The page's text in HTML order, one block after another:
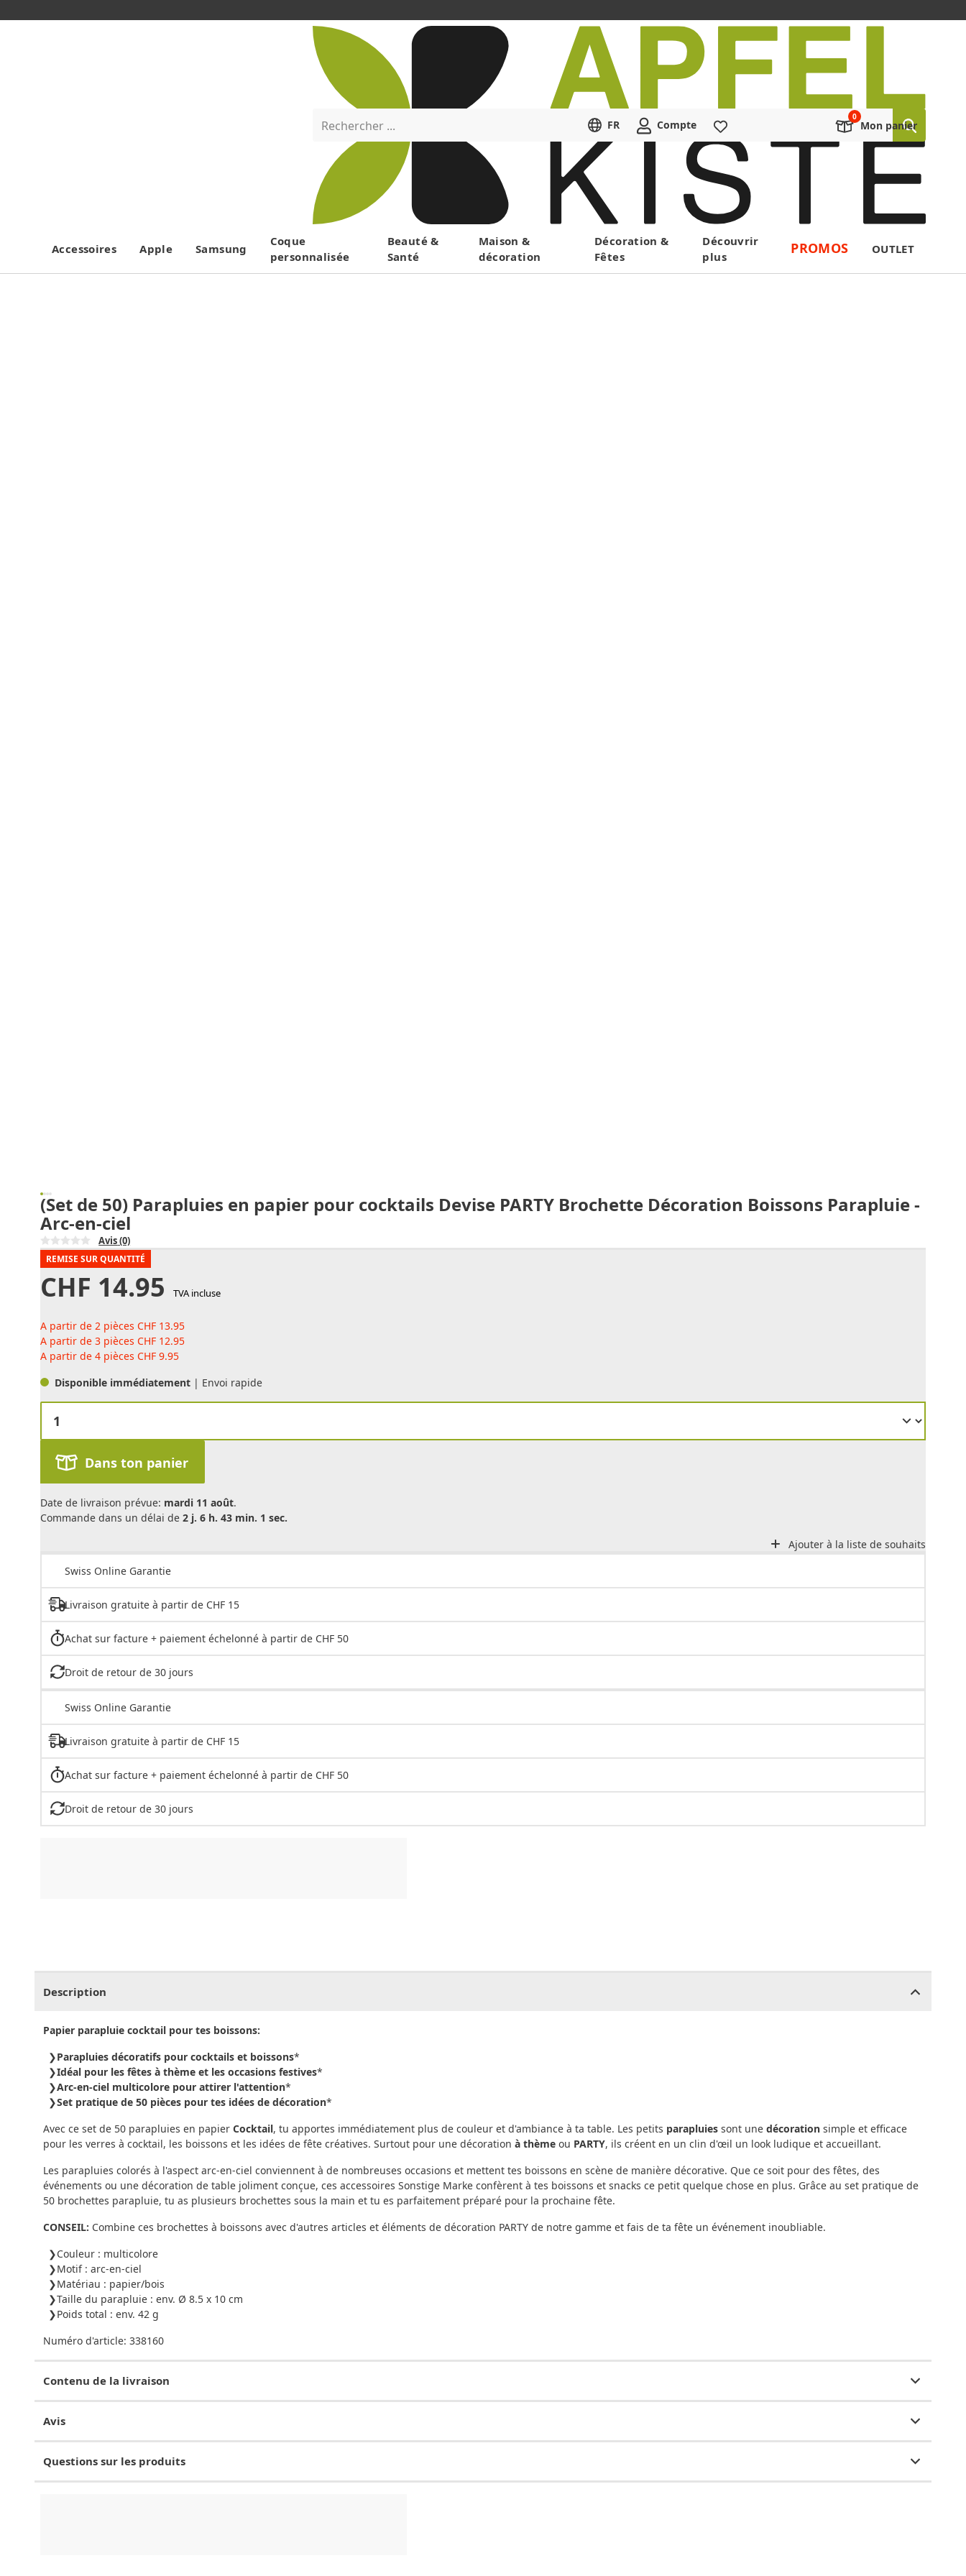
Menu
Rechercher ... FR Compte Mon panier
Accessoires Apple Samsung
Coque
personnalisée
Beauté &
Santé
Maison &
décoration
Décoration &
Fêtes
Découvrir
plus
PROMOS OUTLET
(Set de 50) Parapluies en papier pour cocktails Devise PARTY Brochette Décoration Boissons Parapluie -
Arc-en-ciel
Avis(0)
REMISE SUR QUANTITÉ
CHF 14.95 TVA incluse
A partir de 2 pièces CHF 13.95
A partir de 3 pièces CHF 12.95
A partir de 4 pièces CHF 9.95
Disponible immédiatement | Envoi rapide
Dans ton panier
Date de livraison prévue: mardi 11 août.
Commande dans un délai de 2 j. 6 h. 43 min. 1 sec.
Ajouter à la liste de souhaits
Swiss Online Garantie
Livraison gratuite à partir de CHF 15
Achat sur facture + paiement échelonné à partir de CHF 50
Droit de retour de 30 jours
Swiss Online Garantie
Livraison gratuite à partir de CHF 15
Achat sur facture + paiement échelonné à partir de CHF 50
Droit de retour de 30 jours
Description
Papier parapluie cocktail pour tes boissons:
Parapluies décoratifs pour cocktails et boissons*
Idéal pour les fêtes à thème et les occasions festives*
Arc-en-ciel multicolore pour attirer l'attention*
Set pratique de 50 pièces pour tes idées de décoration*
Avec ce set de 50 parapluies en papier Cocktail, tu apportes immédiatement plus de couleur et d'ambiance à ta table. Les petits parapluies sont une décoration simple et efficace
pour les verres à cocktail, les boissons et les idées de fête créatives. Surtout pour une décoration à thème ou PARTY, ils créent en un clin d'œil un look ludique et accueillant.
Les parapluies colorés à l'aspect arc-en-ciel conviennent à de nombreuses occasions et mettent tes boissons en scène de manière décorative. Que ce soit pour des fêtes, des
événements ou une décoration de table joliment conçue, ces accessoires Sonstige Marke confèrent à tes boissons et snacks ce petit quelque chose en plus. Grâce au set pratique de
50 brochettes parapluie, tu as plusieurs brochettes sous la main et tu es parfaitement préparé pour la prochaine fête.
CONSEIL: Combine ces brochettes à boissons avec d'autres articles et éléments de décoration PARTY de notre gamme et fais de ta fête un événement inoubliable.
Couleur : multicolore
Motif : arc-en-ciel
Matériau : papier/bois
Taille du parapluie : env. Ø 8.5 x 10 cm
Poids total : env. 42 g
Numéro d'article: 338160
Contenu de la livraison
Avis
Questions sur les produits